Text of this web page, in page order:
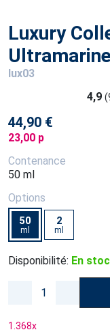
Luxury
lux03
4,9
44,90 €
23,00 p
Contenance
50 ml
Options
50
ml
2
ml
Disponibilité: En
1.368x